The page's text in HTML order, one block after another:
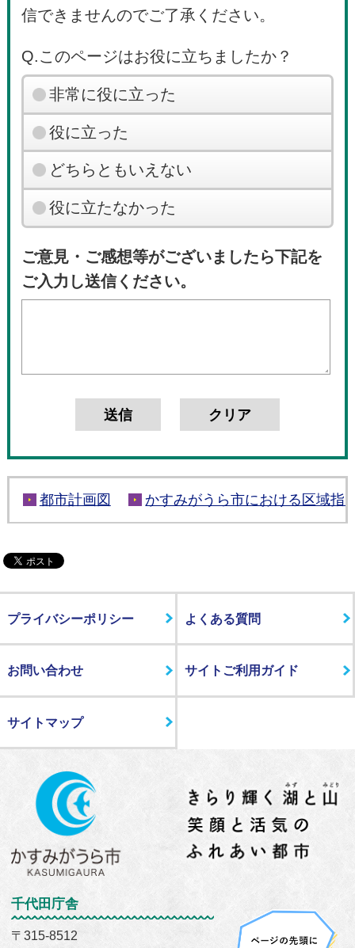
信できませんのでご了承ください。
Q.このページはお役に立ちましたか？
非常に役に立った
役に立った
どちらともいえない
役に立たなかった
ご意見・ご感想等がございましたら下記を
ご入力し送信ください。
都市計画図 かすみがうら市における区域指
プライバシーポリシー よくある質問
お問い合わせ サイトご利用ガイド
サイトマップ
千代田庁舎
〒315-8512